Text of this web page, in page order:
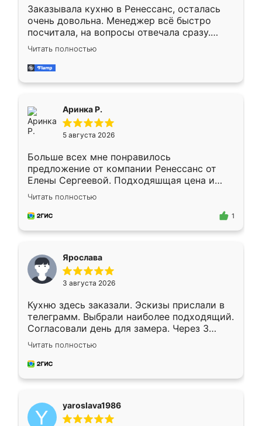
Заказывала кухню в Ренессанс, осталась
очень довольна. Менеджер всё быстро
посчитала, на вопросы отвечала сразу.
Замерщик приехал в субботу, подошёл к
делу со всей ответственностью. Собрали
за день, ребята работали аккуратно, даже
Читать полностью
Аринка Р.
5 августа 2026
Больше всех мне понравилось
предложение от компании Ренессанс от
Елены Сергеевой. Подходяшщая цена и
короткие сроки изготовления. Приехавший
для замера сотрудник Владислав
предложил по моему эскизу самый
Читать полностью
1
Ярослава
3 августа 2026
Кухню здесь заказали. Эскизы прислали в
телеграмм. Выбрали наиболее подходящий.
Согласовали день для замера. Через 3
недели кухня была уже готова. Остались
довольны работой. Спасибо Ренессанс
мебель за качественную работу!
Читать полностью
yaroslava1986